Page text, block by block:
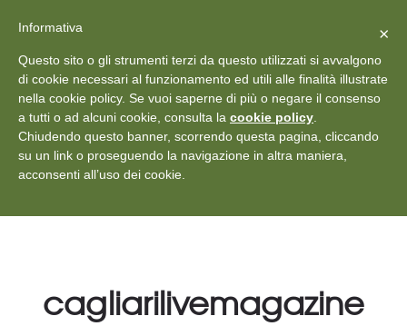
+39 011 18867102 info@aceper.it Statuto
Aceper
cagliarilivemagazine
Vedi: Protezione dei dati personali ×
Informativa
Questo sito o gli strumenti terzi da questo utilizzati si avvalgono
di cookie necessari al funzionamento ed utili alle finalità illustrate
nella cookie policy. Se vuoi saperne di più o negare il consenso
a tutti o ad alcuni cookie, consulta la cookie policy
Chiudendo questo banner, scorrendo questa pagina, cliccando
su un link o proseguendo la navigazione in altra maniera,
acconsenti all’uso dei cookie.